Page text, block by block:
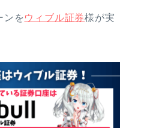
ンを ウィブル証券様が実